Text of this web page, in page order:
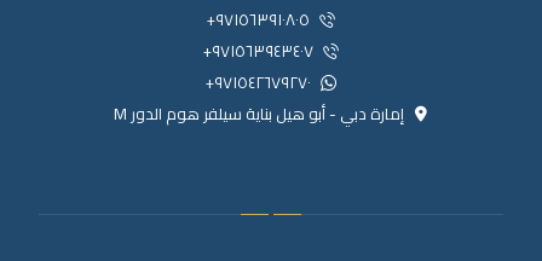
٩٧١٥٦٣٩١٠٨٠٥+
٩٧١٥٦٣٩٤٣٤٠٧+
٩٧١٥٤٢٦٧٩٢٧٠+
إمارة دبي - أبو هيل بناية سيلفر هوم الدور M